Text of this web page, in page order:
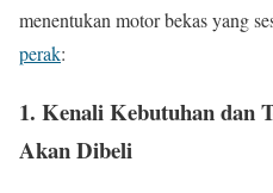
menentukan motor bekas yang
perak:
1. Kenali Kebutuhan dan
Akan Dibeli